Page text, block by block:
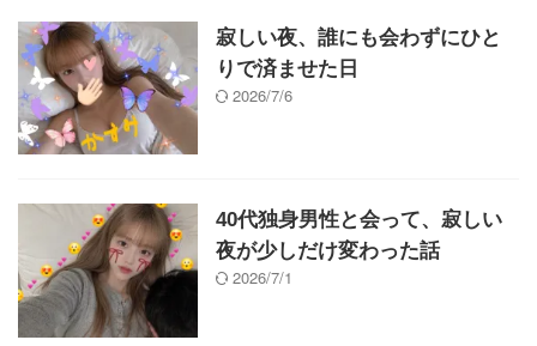
寂しい夜、誰にも会わずにひと
りで済ませた日
2026/7/6
40代独身男性と会って、寂しい
夜が少しだけ変わった話
2026/7/1